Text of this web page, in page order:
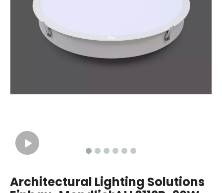
Architectural Lighting Solutions